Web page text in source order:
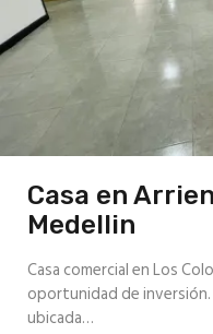
Casa en
Medellin
Casa comercial en Los
oportunidad de inversión.
ubicada…